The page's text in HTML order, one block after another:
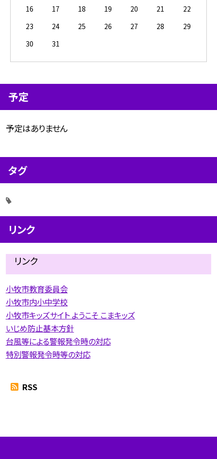
16
17 18 19 20 21
22
23
24 25 26 27 28
29
30
31
予定
予定はありません
タグ
リンク
リンク
小牧市教育委員会
小牧市内小中学校
小牧市キッズサイト ようこそ こまキッズ
いじめ防止基本方針
台風等による警報発令時の対応
特別警報発令時等の対応
RSS